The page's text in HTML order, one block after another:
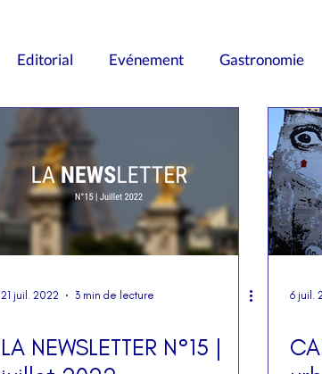
Editorial Evénement Gastronomie
Médias Mode
Santé Science Sport Tourisme
21 juil. 2022 3 min de lecture
LA NEWSLETTER N°15 |
6 juil.